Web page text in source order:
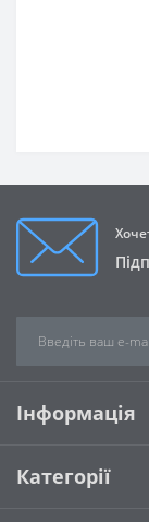
Інформація
Категорії